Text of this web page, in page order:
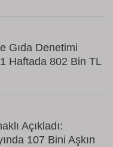
Gıda Denetimi
Haftada 802 Bin TL
Açıkladı:
107 Bini Aşkın